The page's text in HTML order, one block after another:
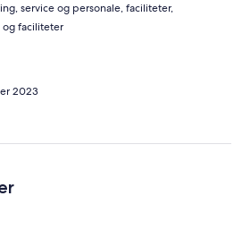
service og personale, faciliteter,
og faciliteter
2023